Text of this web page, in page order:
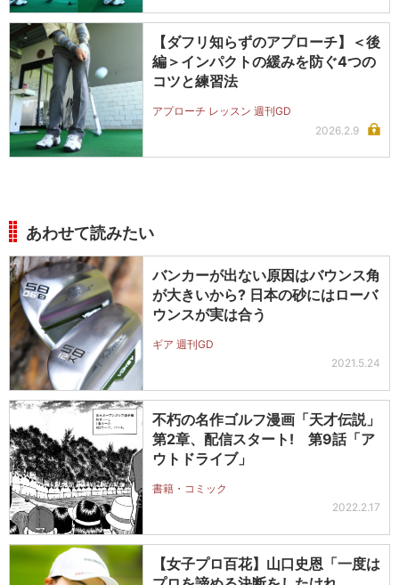
【ダフリ知らずのアプローチ】＜後
編＞インパクトの緩みを防ぐ4つの
コツと練習法
アプローチ レッスン 週刊GD
2026.2.9
あわせて読みたい
バンカーが出ない原因はバウンス角
が大きいから? 日本の砂にはローバ
ウンスが実は合う
ギア 週刊GD
2021.5.24
不朽の名作ゴルフ漫画「天才伝説」
第2章、配信スタート! 第9話「ア
ウトドライブ」
書籍・コミック
2022.2.17
【女子プロ百花】山口史恩「一度は